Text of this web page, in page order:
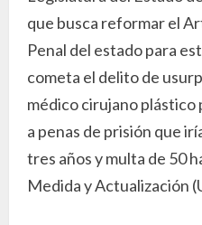
que busca reformar el
Penal del estado para
cometa el delito de
médico cirujano
a penas de prisión que
tres años y multa de 50
Medida y Actualización